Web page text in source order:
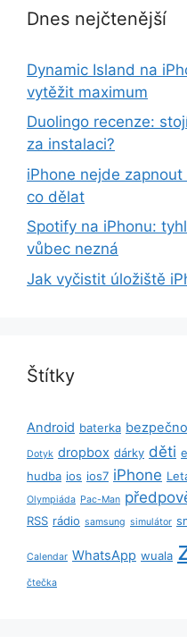
Dnes nejčtenější
Dynamic Island na
vytěžit maximum
Duolingo recenze:
za instalaci?
iPhone nejde
co dělat
Spotify na iPhonu:
vůbec nezná
Jak vyčistit úložiště
Štítky
Android baterka
Dotyk dropbox dárky děti
hudba ios ios7 iPhone
Olympiáda Pac-Man
RSS rádio samsung simulátor
Calendar WhatsApp wuala
čtečka